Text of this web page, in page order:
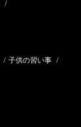
/
/ 子供の習い事 /